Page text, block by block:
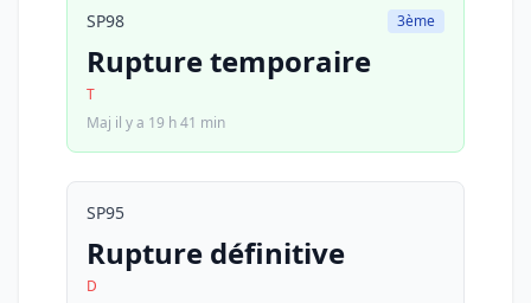
SP98 3ème
Rupture temporaire
T
Maj il y a 19 h 41 min
SP95
Rupture définitive
D